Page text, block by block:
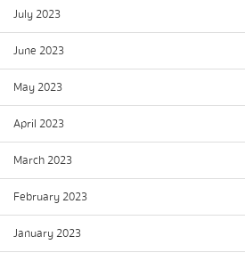
July 2023
June 2023
May 2023
April 2023
March 2023
February 2023
January 2023